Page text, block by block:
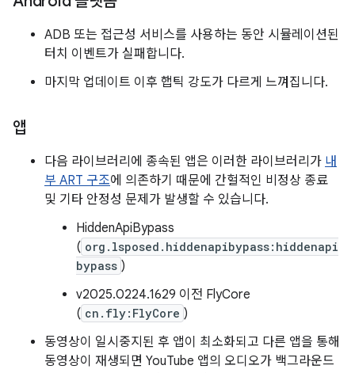
ADB 또는 접근성 서비스를 사용하는 동안 시뮬레이션된
터치 이벤트가 실패합니다.
마지막 업데이트 이후 햅틱 강도가 다르게 느껴집니다.
앱
다음 라이브러리에 종속된 앱은 이러한 라이브러리가 내
부 ART 구조에 의존하기 때문에 간헐적인 비정상 종료
및 기타 안정성 문제가 발생할 수 있습니다.
HiddenApiBypass
( org.lsposed.hiddenapibypass:hiddenapi
bypass )
v2025.0224.1629 이전 FlyCore
( cn.fly:FlyCore )
동영상이 일시중지된 후 앱이 최소화되고 다른 앱을 통해
동영상이 재생되면 YouTube 앱의 오디오가 백그라운드